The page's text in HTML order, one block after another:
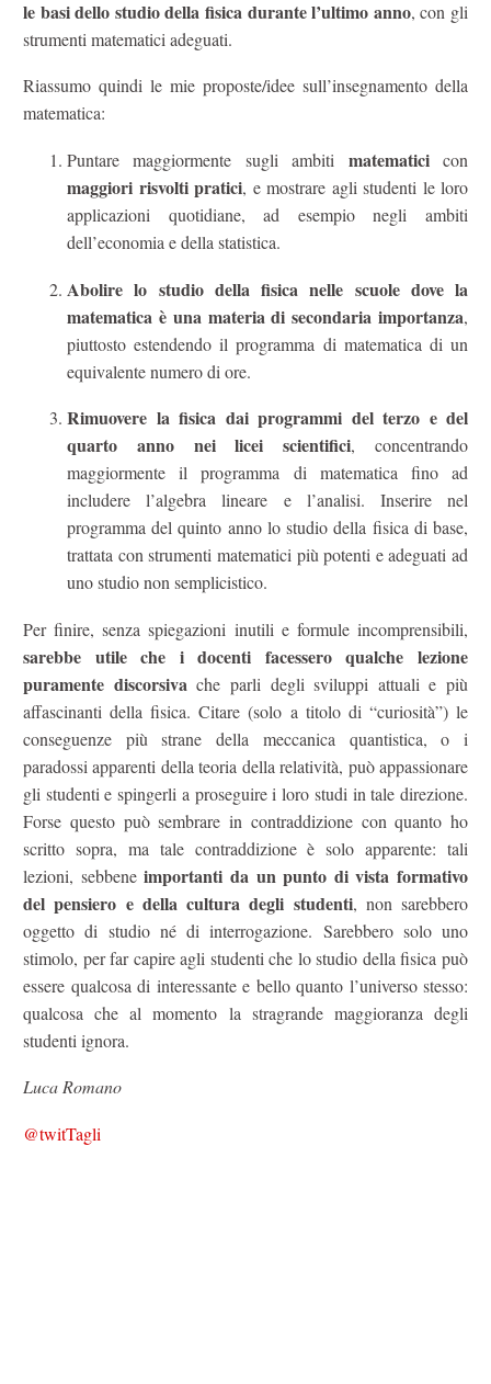
le basi dello studio della fisica durante l’ultimo anno, con gli
strumenti matematici adeguati.
Riassumo quindi le mie proposte/idee sull’insegnamento della
matematica:
Puntare maggiormente sugli ambiti matematicicon
maggiori risvolti pratici, e mostrare agli studenti le loro
applicazioni quotidiane, ad esempio negli ambiti
dell’economia e della statistica.
Abolire lo studio della fisica nelle scuole dove la
matematica è una materia di secondaria importanza,
piuttosto estendendo il programma di matematica di un
equivalente numero di ore.
Rimuovere la fisica dai programmi del terzo e del
quarto anno nei licei scientifici, concentrando
maggiormente il programma di matematica fino ad
includere l’algebra lineare e l’analisi. Inserire nel
programma del quinto anno lo studio della fisica di base,
trattata con strumenti matematici più potenti e adeguati ad
uno studio non semplicistico.
Per finire, senza spiegazioni inutili e formule incomprensibili,
sarebbe utile che i docenti facessero qualche lezione
puramente discorsiva che parli degli sviluppi attuali e più
affascinanti della fisica. Citare (solo a titolo di “curiosità”) le
conseguenze più strane della meccanica quantistica, o i
paradossi apparenti della teoria della relatività, può appassionare
gli studenti e spingerli a proseguire i loro studi in tale direzione.
Forse questo può sembrare in contraddizione con quanto ho
scritto sopra, ma tale contraddizione è solo apparente: tali
lezioni, sebbeneimportanti da un punto di vista formativo
del pensiero e della cultura degli studenti, non sarebbero
oggetto di studio né di interrogazione. Sarebbero solo uno
stimolo, per far capire agli studenti che lo studio della fisica può
essere qualcosa di interessante e bello quanto l’universo stesso:
qualcosa che al momento la stragrande maggioranza degli
studenti ignora.
Luca Romano
@twitTagli